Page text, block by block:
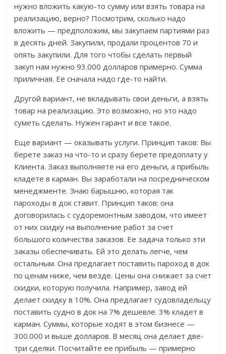
нужно вложить какую-то сумму или взять товара на
реализацию, верно? Посмотрим, сколько надо
вложить — предположим, мы закупаем партиями раз
в десять дней. Закупили, продали процентов 70 и
опять закупили. Для того чтобы сделать первый
закуп нам нужно 93.000 долларов примерно. Сумма
приличная. Ее сначала надо где-то найти.
Другой вариант, не вкладывать свои деньги, а взять
товар на реализацию. Это возможно, но это надо
суметь сделать. Нужен гарант и все такое.
Еще вариант — оказывать услуги. Принцип таков: Вы
берете заказ на что-то и сразу берете предоплату у
Клиента. Заказ выполняете на его деньги, а прибыль
кладете в карман. Вы заработали на посредническом
менеджменте. Знаю барышню, которая так
пароходы в док ставит. Принцип таков: она
договорилась с судоремонтным заводом, что имеет
от них скидку на выполнение работ за счет
большого количества заказов. Ее задача только эти
заказы обеспечивать. Ей это делать легче, чем
остальным. Она предлагает поставить пароход в док
по ценам ниже, чем везде. Цены она снижает за счет
скидки, которую получила. Например, завод ей
делает скидку в 10%. Она предлагает судовладельцу
поставить судно в док на 7% дешевле. 3% кладет в
карман. Суммы, которые ходят в этом бизнесе —
300.000 и выше долларов. В месяц она делает две-
три сделки. Посчитайте ее прибыль — примерно